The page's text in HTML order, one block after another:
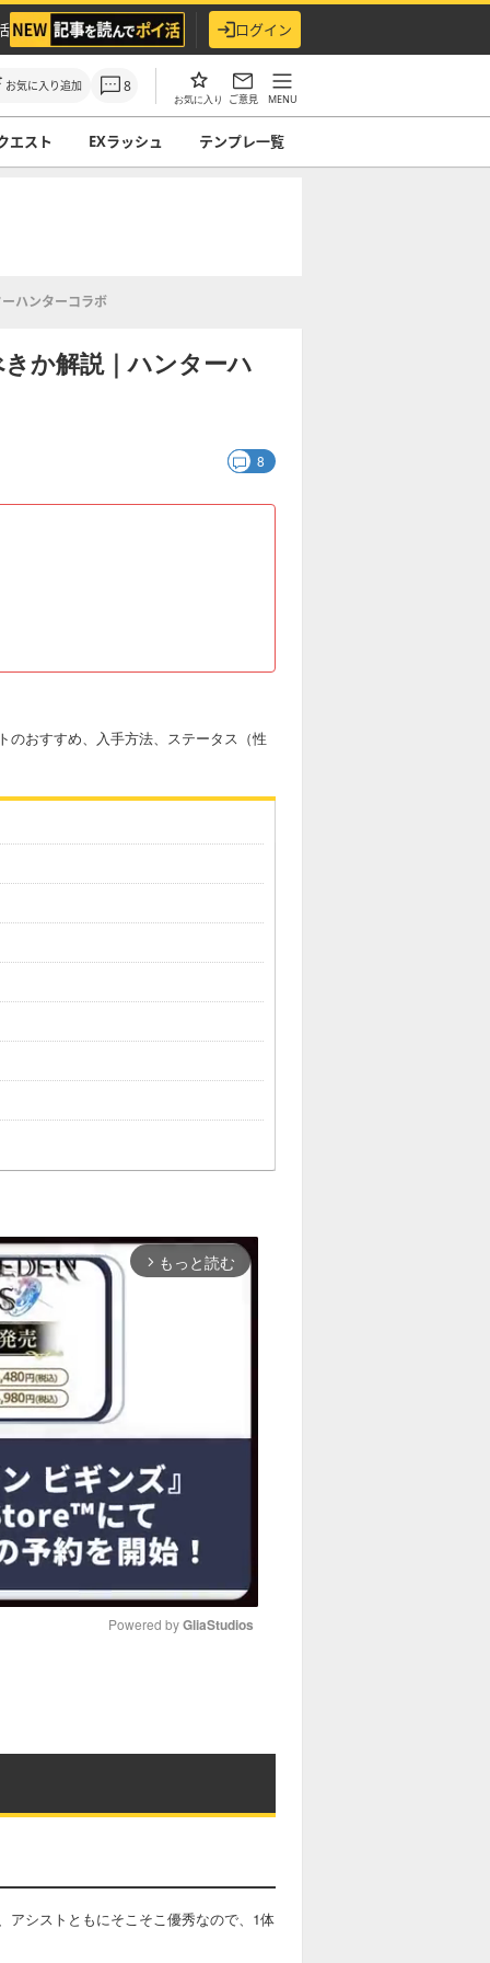
ログイン
お気に入り追加 8
お気に入り ご意見 MENU
エスト EXラッシュ テンプレ一覧
ハンターコラボ
か解説｜ハンターハ
8
のおすすめ、入手方法、ステータス（性
arrow_forward_ios もっと読む
Powered by GliaStudios
アシストともにそこそこ優秀なので、1体